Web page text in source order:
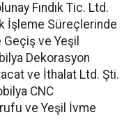
Fındık Tic. Ltd.
İşleme Süreçlerinde
ve Yeşil
Dekorasyon
ve İthalat Ltd. Şti.
CNC
ve Yeşil İvme